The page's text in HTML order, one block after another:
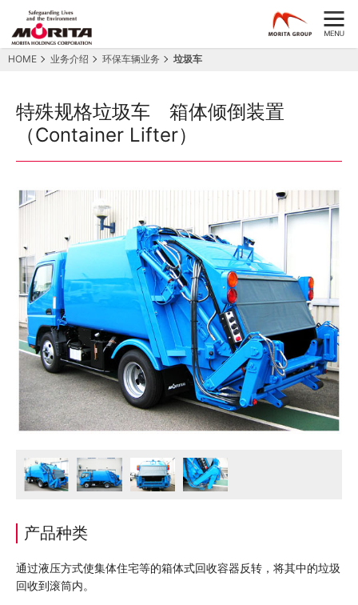
HOME 业务介绍 环保车辆业务 垃圾车
特殊规格垃圾车 箱体倾倒装置
（Container Lifter）
产品种类
通过液压方式使集体住宅等的箱体式回收容器反转，将其中的垃圾
回收到滚筒内。